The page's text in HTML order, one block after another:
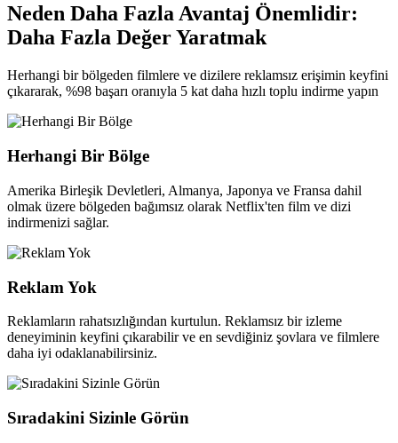
Neden Daha Fazla Avantaj Önemlidir:
Daha Fazla Değer Yaratmak
Herhangi bir bölgeden filmlere ve dizilere reklamsız erişimin keyfini
çıkararak, %98 başarı oranıyla 5 kat daha hızlı toplu indirme yapın
Herhangi Bir Bölge
Amerika Birleşik Devletleri, Almanya, Japonya ve Fransa dahil
olmak üzere bölgeden bağımsız olarak Netflix'ten film ve dizi
indirmenizi sağlar.
Reklam Yok
Reklamların rahatsızlığından kurtulun. Reklamsız bir izleme
deneyiminin keyfini çıkarabilir ve en sevdiğiniz şovlara ve filmlere
daha iyi odaklanabilirsiniz.
Sıradakini Sizinle Görün